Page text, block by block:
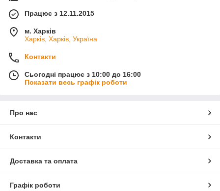
Працює з 12.11.2015
м. Харків
Харків, Харків, Україна
Контакти
Сьогодні працює з 10:00 до 16:00
Показати весь графік роботи
Про нас
Контакти
Доставка та оплата
Графік роботи